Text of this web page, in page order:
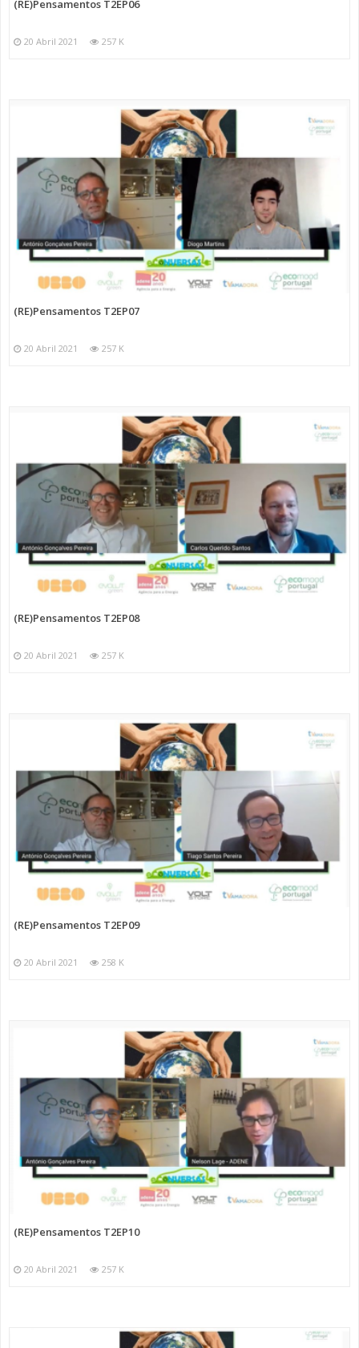
(RE)Pensamentos T2EP06
20 Abril 2021 257 K
(RE)Pensamentos T2EP07
20 Abril 2021 257 K
(RE)Pensamentos T2EP08
20 Abril 2021 257 K
(RE)Pensamentos T2EP09
20 Abril 2021 258 K
(RE)Pensamentos T2EP10
20 Abril 2021 257 K